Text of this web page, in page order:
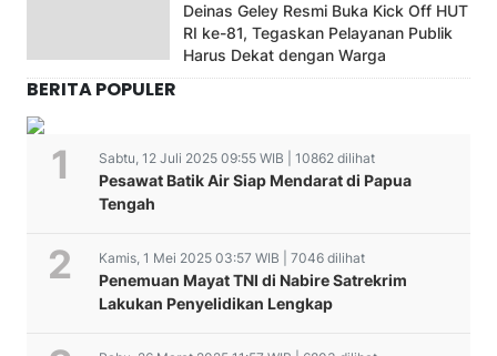
Deinas Geley Resmi Buka Kick Off HUT
RI ke-81, Tegaskan Pelayanan Publik
Harus Dekat dengan Warga
BERITA POPULER
Sabtu, 12 Juli 2025 09:55 WIB | 10862 dilihat
Pesawat Batik Air Siap Mendarat di Papua
Tengah
Kamis, 1 Mei 2025 03:57 WIB | 7046 dilihat
Penemuan Mayat TNI di Nabire Satrekrim
Lakukan Penyelidikan Lengkap